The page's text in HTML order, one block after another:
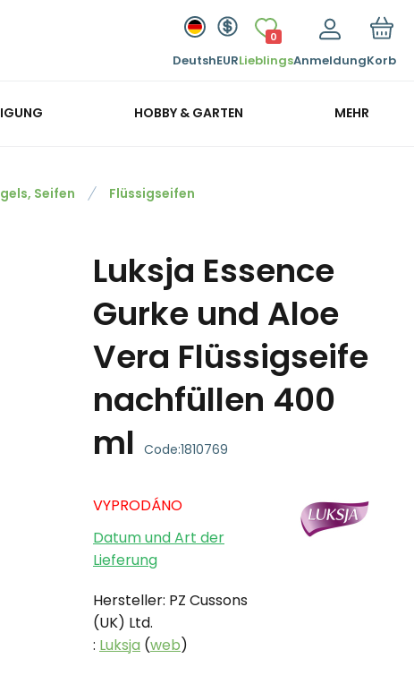
DeutshEUR
0
LieblingsAnmeldungKorb
HOBBY & GARTEN MEHR
Seifen
Flüssigseifen
Luksja Essence
Gurke und Aloe
Vera Flüssigseife
nachfüllen 400
ml Code:1810769
VYPRODÁNO
Datum und Art der
Lieferung
Hersteller: PZ Cussons
(UK) Ltd.
: Luksja (web)